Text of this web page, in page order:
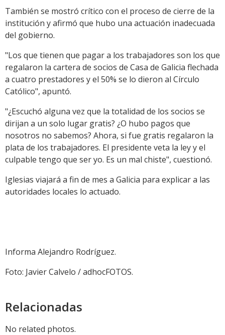
También se mostró crítico con el proceso de cierre de la
institución y afirmó que hubo una actuación inadecuada
del gobierno.
"Los que tienen que pagar a los trabajadores son los que
regalaron la cartera de socios de Casa de Galicia flechada
a cuatro prestadores y el 50% se lo dieron al Círculo
Católico", apuntó.
"¿Escuchó alguna vez que la totalidad de los socios se
dirijan a un solo lugar gratis? ¿O hubo pagos que
nosotros no sabemos? Ahora, si fue gratis regalaron la
plata de los trabajadores. El presidente veta la ley y el
culpable tengo que ser yo. Es un mal chiste", cuestionó.
Iglesias viajará a fin de mes a Galicia para explicar a las
autoridades locales lo actuado.
Informa Alejandro Rodríguez.
Foto: Javier Calvelo / adhocFOTOS.
Relacionadas
No related photos.